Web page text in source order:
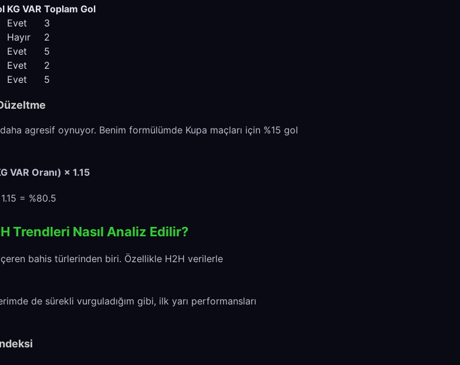
KG VAR Toplam Gol
Evet
3
Hayır
2
Evet
5
Evet
2
Evet 5
agresif oynuyor. Benim formülümde Kupa maçları için %15 gol
VAR Oranı) × 1.15
= %80.5
Trendleri Nasıl Analiz Edilir?
bahis türlerinden biri. Özellikle H2H verilerle
de sürekli vurguladığım gibi, ilk yarı performansları